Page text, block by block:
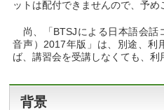
ットは配付できませんので、予め
尚、「BTSJによる日本語会話
音声）2017年版」は、別途、利
ば、講習会を受講しなくても、利
背景